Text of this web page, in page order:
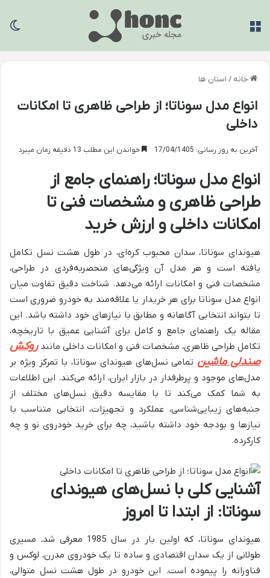
خانه / استان ها
انواع مدل سوناتا؛ از طراحی ظاهری تا امکانات
داخلی
آخرین به روز رسانی: 17/04/1405 خواندن این مطلب 13 دقیقه زمان میبرد
انواع مدل سوناتا؛ راهنمای جامع از
طراحی ظاهری و مشخصات فنی تا
امکانات داخلی و ارزش خرید
هیوندای سوناتا، سدان محبوب کره‌ای، در طول هشت نسل تکامل
یافته است و هر مدل آن ویژگی‌های منحصربه‌فردی در طراحی،
مشخصات فنی و امکانات ارائه می‌دهد. شناخت دقیق تفاوت میان
انواع مدل سوناتا برای هر خریدار یا علاقه‌مند به خودرو ضروری است
تا بتواند انتخابی آگاهانه و مطابق با نیازهای خود داشته باشد. این
مقاله یک راهنمای جامع و کامل برای آشنایی عمیق با تاریخچه،
تکامل طراحی ظاهری، مشخصات فنی و امکانات داخلی مانندروکش
صندلی ماشین تمامی نسل‌های هیوندای سوناتا، با تمرکز ویژه بر
مدل‌های موجود و پرطرفدار در بازار ایران، ارائه می‌کند. این اطلاعات
به شما کمک می‌کند تا با مقایسه دقیق نسل‌های مختلف از
جنبه‌های زیبایی‌شناسی، عملکرد و تجهیزات، انتخابی متناسب با
نیازها و بودجه خود داشته باشید، چه برای خرید خودروی نو و چه
کارکرده.
آشنایی کلی با نسل‌های هیوندای
سوناتا: از ابتدا تا امروز
هیوندای سوناتا، که اولین بار در سال 1985 معرفی شد، مسیری
طولانی از یک سدان اقتصادی و ساده تا یک خودروی مدرن، لوکس و
فناورانه را پیموده است. این خودرو در طول هشت نسل متوالی،